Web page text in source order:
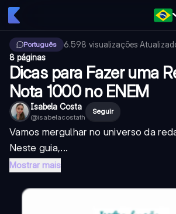
Português 6.598 visualizações·
8 páginas
Dicas para Fazer uma
Nota 1000 no ENEM
Isabela Costa
@isabelacostath
Seguir
Vamos mergulhar no universo da
Neste guia,...
Mostrar mais